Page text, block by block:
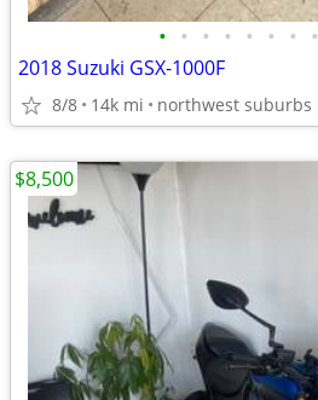
• • • • • • • •
2018 Suzuki GSX-1000F
8/8 14k mi northwest suburbs
$8,500